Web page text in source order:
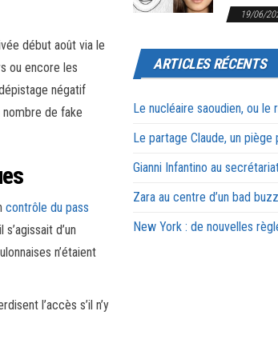
début août via le
ou encore les
négatif
de fake
contrôle du pass
d’un
n’étaient
l’accès s’il n’y
19/06/
ARTICLES RÉCENTS
Le nucléaire saoudien, ou le
Le partage Claude, un piège
Gianni Infantino au
Zara au centre d’un bad
New York : de nouvelles